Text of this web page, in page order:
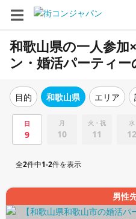
和歌山県の一人参加
ン・婚活パーティ
目的 和歌山県 エリア
日
9
月
10
火・祝
11
水
12
全2件中1-2件を表示
男性